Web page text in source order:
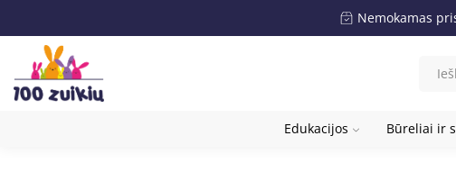
Nemokamas
Edukacijos Būreliai ir